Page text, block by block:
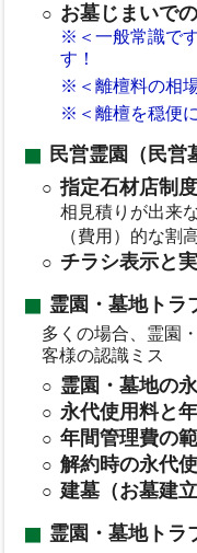
お墓じまいで
※＜一般常識で
す！
※＜離檀料の相
※＜離檀を穏便
民営霊園（民営
指定石材店制
相見積りが出来
（費用）的な割
チラシ表示と
霊園・墓地トラ
多くの場合、霊園
客様の認識ミス
霊園・墓地の
永代使用料と
年間管理費の
解約時の永代
建墓（お墓建
霊園・墓地トラ